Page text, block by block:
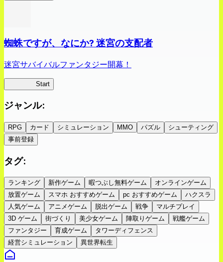
蜘蛛ですが、なにか? 迷宮の支配者
迷宮サバイバルファンタジー開幕！
Start
ジャンル:
RPG カード シミュレーション MMO パズル
シューティング
事前登録
タグ:
ランキング 新作ゲーム 暇つぶし無料ゲーム
オンラインゲーム
放置ゲーム
スマホ おすすめゲーム pc おすすめゲーム
ハクスラ
人気ゲーム
アニメゲーム 脱出ゲーム 戦争
マルチプレイ
3D ゲーム
街づくり 美少女ゲーム 陣取りゲーム
戦艦ゲーム
ファンタジー
育成ゲーム
タワーディフェンス
経営シミュレーション
異世界転生